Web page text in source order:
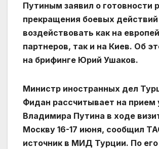
Путиным заявил о готовности
прекращения боевых действий
воздействовать как на
партнеров, так и на Киев. Об
на брифинге Юрий Ушаков.
Министр иностранных дел
Фидан рассчитывает на прием
Владимира Путина в ходе
Москву 16-17 июня, сообщил
источник в МИД Турции. По